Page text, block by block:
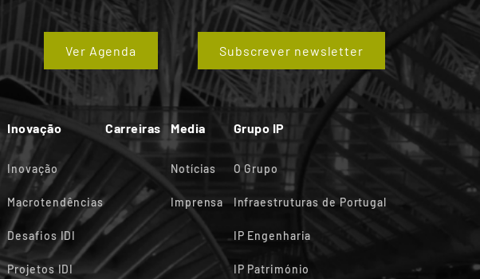
Ver Agenda Subscrever newsletter
Inovação
Inovação
Macrotendências
Desafios IDI
Projetos IDI
Carreiras Media
Notícias
Imprensa
Grupo IP
O Grupo
Infraestruturas de Portugal
IP Engenharia
IP Património